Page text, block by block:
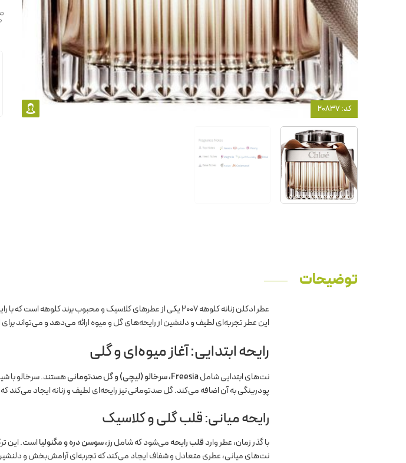
کد: 20837
توضیحات
عطر ادکلن زنانه کلوهه 2007 یکی از عطرهای کلاسیک و محبوب برند کلوهه است که با رایحه‌ای
این عطر تجربه‌ای لطیف و دلنشین از رایحه‌های گل و میوه ارائه می‌دهد و می‌تواند
رایحه ابتدایی: آغاز میوه‌ای و گلی
نت‌های ابتدایی شاملFreesia، سرخالو (لیچی) و گل صدتومانی
پودرینگی به آن اضافه می‌کند. گل صدتومانی نیز رایحه‌ای لطیف و زنانه ایجاد می‌کند
رایحه میانی: قلب گلی و کلاسیک
با گذر زمان، عطر واردقلب رایحهمی‌شود که شاملرز، سوسن دره و مگنولیااست. این
نت‌های میانی، عطری متعادل و شفاف ایجاد می‌کند که تجربه‌ای آرامش‌بخش و